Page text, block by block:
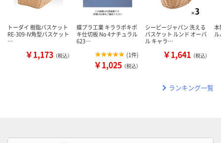
トーダイ 樹脂バスケット
RE-309-IV角型バスケット
…
￥1,173 （税込）
蝶プラ工業 キララポキポ
キ仕切板 No 4ナチュラル
623…
(1件)
￥1,025 （税込）
シービージャパン 洗える
バスケット ルンド オーバ
ル キャラ…
￥1,641 （税込）
本
ランキング一覧